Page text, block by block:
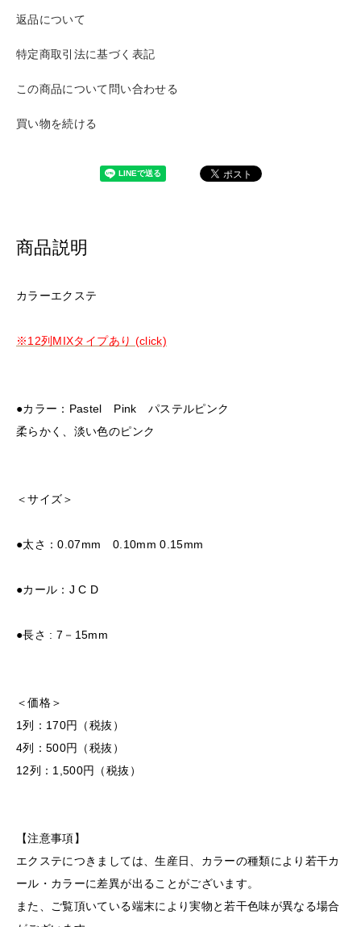
返品について
特定商取引法に基づく表記
この商品について問い合わせる
買い物を続ける
商品説明
カラーエクステ
※12列MIXタイプあり (click)
●カラー：Pastel Pink パステルピンク
柔らかく、淡い色のピンク
＜サイズ＞
●太さ：0.07mm 0.10mm 0.15mm
●カール：J C D
●長さ : 7－15mm
＜価格＞
1列：170円（税抜）
4列：500円（税抜）
12列：1,500円（税抜）
【注意事項】
エクステにつきましては、生産日、カラーの種類により若干カ
ール・カラーに差異が出ることがございます。
また、ご覧頂いている端末により実物と若干色味が異なる場合